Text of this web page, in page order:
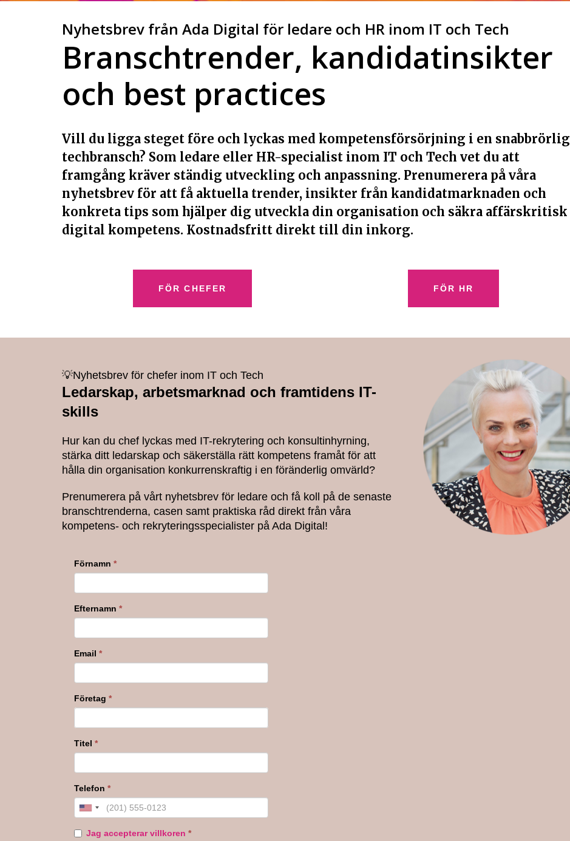
Nyhetsbrev från Ada Digital för ledare och HR inom IT och Tech
Branschtrender, kandidatinsikter
och best practices
Vill du ligga steget före och lyckas med kompetensförsörjning i en snabbrörlig
techbransch? Som ledare eller HR-specialist inom IT och Tech vet du att
framgång kräver ständig utveckling och anpassning. Prenumerera på våra
nyhetsbrev för att få aktuella trender, insikter från kandidatmarknaden och
konkreta tips som hjälper dig utveckla din organisation och säkra affärskritisk
digital kompetens. Kostnadsfritt direkt till din inkorg.
FÖR CHEFER FÖR HR
💡Nyhetsbrev för chefer inom IT och Tech
Ledarskap, arbetsmarknad och framtidens IT-
skills
Hur kan du chef lyckas med IT-rekrytering och konsultinhyrning,
stärka ditt ledarskap och säkerställa rätt kompetens framåt för att
hålla din organisation konkurrenskraftig i en föränderlig omvärld?
Prenumerera på vårt nyhetsbrev för ledare och få koll på de senaste
branschtrenderna, casen samt praktiska råd direkt från våra
kompetens- och rekryteringsspecialister på Ada Digital!